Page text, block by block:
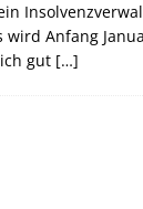
wird Anfang
gut […]